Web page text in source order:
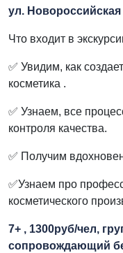
ул. Новороссийская
Что входит в
✅ Увидим, как
косметика .
✅ Узнаем, все
контроля качества.
✅ Получим
✅Узнаем про
косметического
7+ , 1300руб/чел,
сопровождающий